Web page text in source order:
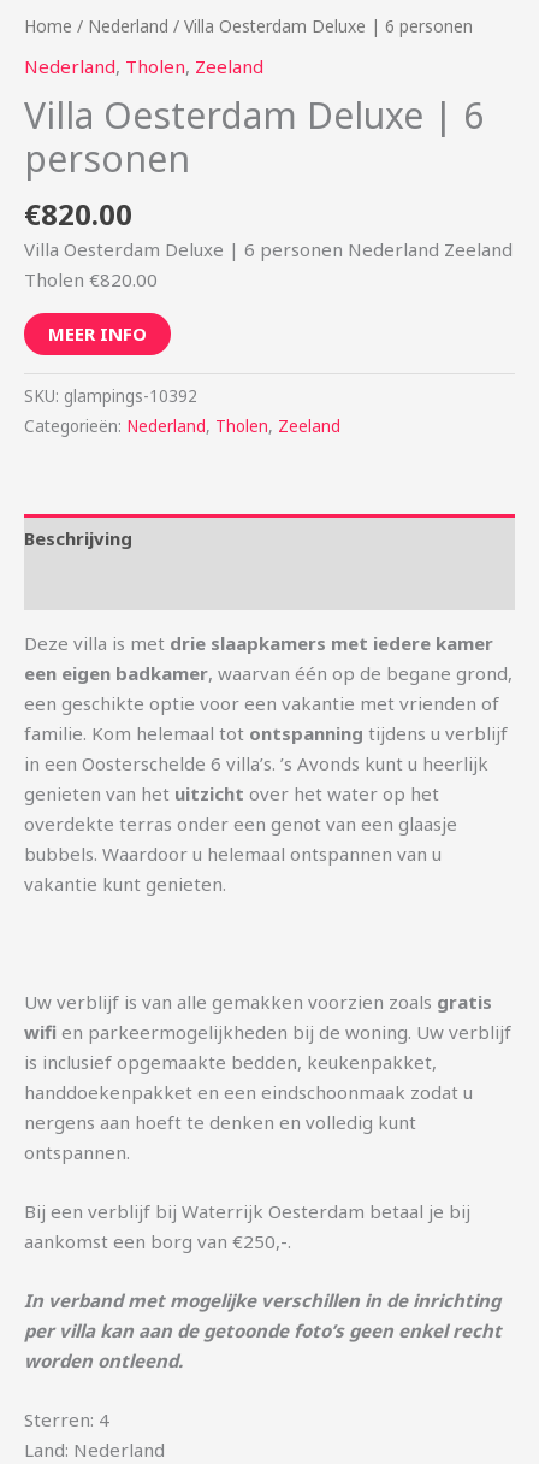
Home / Nederland / Villa Oesterdam Deluxe | 6 personen
Nederland, Tholen, Zeeland
Villa Oesterdam Deluxe | 6
personen
€820.00
Villa Oesterdam Deluxe | 6 personen Nederland Zeeland
Tholen €820.00
MEER INFO
SKU: glampings-10392
Categorieën: Nederland, Tholen, Zeeland
Beschrijving
Deze villa is met drie slaapkamers met iedere kamer
een eigen badkamer, waarvan één op de begane grond,
een geschikte optie voor een vakantie met vrienden of
familie. Kom helemaal tot ontspanning tijdens u verblijf
in een Oosterschelde 6 villa’s. ’s Avonds kunt u heerlijk
genieten van het uitzicht over het water op het
overdekte terras onder een genot van een glaasje
bubbels. Waardoor u helemaal ontspannen van u
vakantie kunt genieten.
Uw verblijf is van alle gemakken voorzien zoals gratis
wifi en parkeermogelijkheden bij de woning. Uw verblijf
is inclusief opgemaakte bedden, keukenpakket,
handdoekenpakket en een eindschoonmaak zodat u
nergens aan hoeft te denken en volledig kunt
ontspannen.
Bij een verblijf bij Waterrijk Oesterdam betaal je bij
aankomst een borg van €250,-.
In verband met mogelijke verschillen in de inrichting
per villa kan aan de getoonde foto’s geen enkel recht
worden ontleend.
Sterren: 4
Land: Nederland